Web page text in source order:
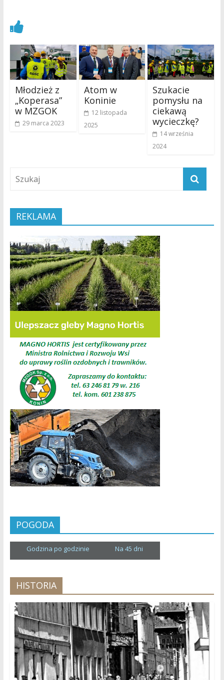
Młodzież z
„Koperasa”
w MZGOK
29 marca 2023
Atom w
Koninie
12 listopada
2025
Szukacie
pomysłu na
ciekawą
wycieczkę?
14 września
2024
REKLAMA
POGODA
Godzina po godzinie Na 45 dni
HISTORIA